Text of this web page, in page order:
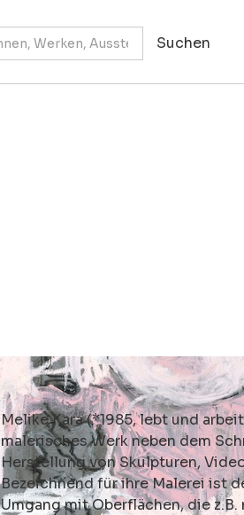
Melike Kara (*1985, lebt und
malerisches Werk neben dem
Herstellung von Skulpturen,
Bezeichnend für ihre Malerei ist
Umgang mit Oberflächen, die